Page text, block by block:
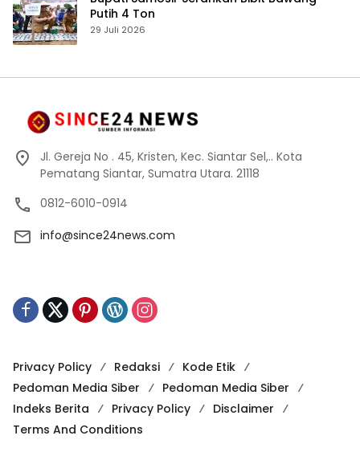
Putih 4 Ton
29 Juli 2026
Jl. Gereja No . 45, Kristen, Kec. Siantar Sel,.. Kota
Pematang Siantar, Sumatra Utara. 21118
0812-6010-0914
info@since24news.com
Privacy Policy Redaksi
Kode Etik
Pedoman Media Siber
Pedoman Media Siber
Indeks Berita
Privacy Policy
Disclaimer
Terms And Conditions